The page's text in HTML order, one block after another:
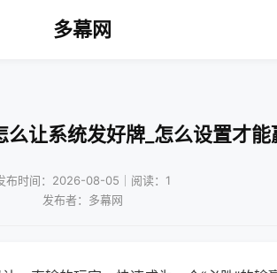
多幕网
让系统发好牌_怎么设置才
布时间：2026-08-05｜阅读：1
发布者：多幕网